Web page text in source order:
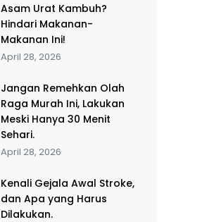
Asam Urat Kambuh?
Hindari Makanan-
Makanan Ini!
April 28, 2026
Jangan Remehkan Olah
Raga Murah Ini, Lakukan
Meski Hanya 30 Menit
Sehari.
April 28, 2026
Kenali Gejala Awal Stroke,
dan Apa yang Harus
Dilakukan.